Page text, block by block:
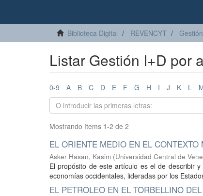
Biblioteca Digital REVENCYT
Listar Gestión I+D por
0-9 A B C D E F G H I J K L
Mostrando ítems 1-2 de 2
EL ORIENTE MEDIO EN EL
Asker Hasan, Kasim (Universidad Central de
El propósito de este artículo es el de describir
economías occidentales, lideradas por los
EL PETROLEO EN EL TORBELLINO